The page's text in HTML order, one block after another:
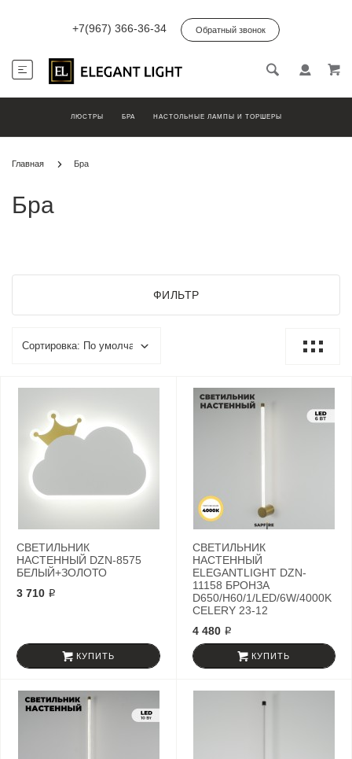
+7(967) 366-36-34 Обратный звонок
ЛЮСТРЫ БРА НАСТОЛЬНЫЕ ЛАМПЫ И ТОРШЕРЫ
Главная Бра
Бра
ФИЛЬТР
СВЕТИЛЬНИК
НАСТЕННЫЙ DZN-8575
БЕЛЫЙ+ЗОЛОТО
3 710 ₽
КУПИТЬ
СВЕТИЛЬНИК
НАСТЕННЫЙ
ELEGANTLIGHT DZN-
11158 БРОНЗА
D650/H60/1/LED/6W/4000K
CELERY 23-12
4 480 ₽
КУПИТЬ